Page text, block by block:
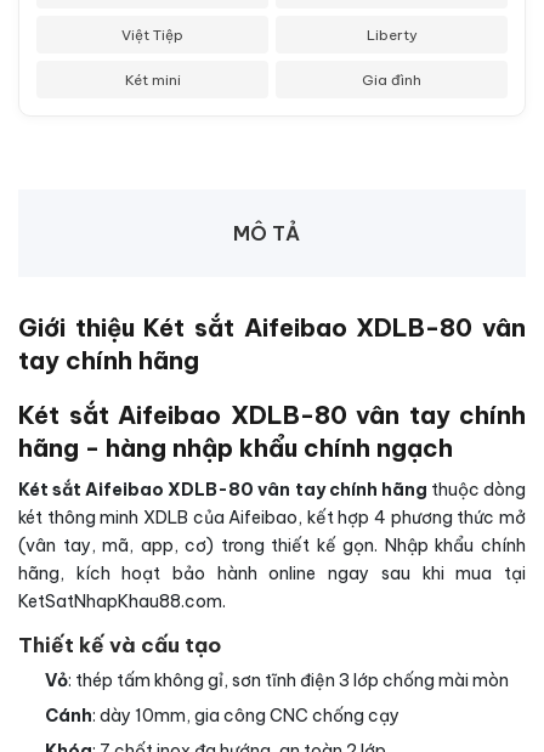
Việt Tiệp Liberty
Két mini Gia đình
MÔ TẢ
Giới thiệu Két sắt Aifeibao XDLB-80 vân
tay chính hãng
Két sắt Aifeibao XDLB-80 vân tay chính
hãng - hàng nhập khẩu chính ngạch
Két sắt Aifeibao XDLB-80 vân tay chính hãng thuộc dòng
két thông minh XDLB của Aifeibao, kết hợp 4 phương thức mở
(vân tay, mã, app, cơ) trong thiết kế gọn. Nhập khẩu chính
hãng, kích hoạt bảo hành online ngay sau khi mua tại
KetSatNhapKhau88.com.
Thiết kế và cấu tạo
Vỏ: thép tấm không gỉ, sơn tĩnh điện 3 lớp chống mài mòn
Cánh: dày 10mm, gia công CNC chống cạy